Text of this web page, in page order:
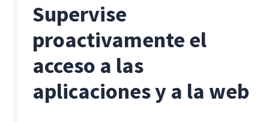
Supervise
proactivamente el
acceso a las
aplicaciones y a la web